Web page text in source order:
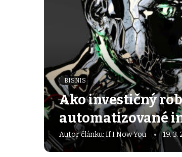
BISNIS
Ako investičný
automatizované
Autor článku: If I Now You 19. 3.